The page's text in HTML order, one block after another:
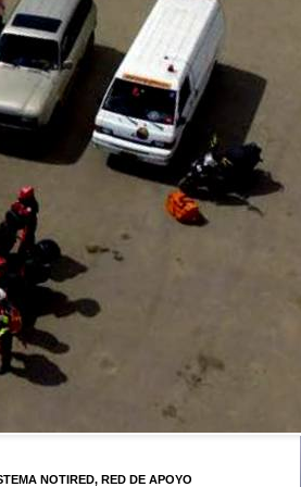
NOTIRED, RED DE APOYO